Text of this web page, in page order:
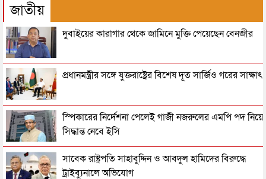
জাতীয়
দুবাইয়ের কারাগার থেকে জামিনে মুক্তি পেয়েছেন বেনজীর
প্রধানমন্ত্রীর সঙ্গে যুক্তরাষ্ট্রের বিশেষ দূত সার্জিও গরের সাক্ষাৎ
স্পিকারের নির্দেশনা পেলেই গাজী নজরুলের এমপি পদ নিয়ে
সিদ্ধান্ত নেবে ইসি
সাবেক রাষ্ট্রপতি সাহাবুদ্দিন ও আবদুল হামিদের বিরুদ্ধে
ট্রাইব্যুনালে অভিযোগ